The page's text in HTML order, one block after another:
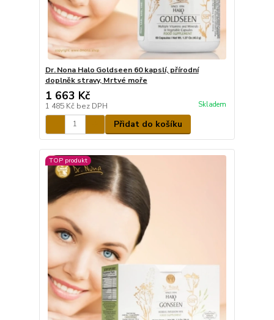
Dr. Nona Halo Goldseen 60 kapslí, přírodní
doplněk stravy, Mrtvé moře
1 663 Kč
1 485 Kč bez DPH Skladem
Přidat do košíku
TOP produkt